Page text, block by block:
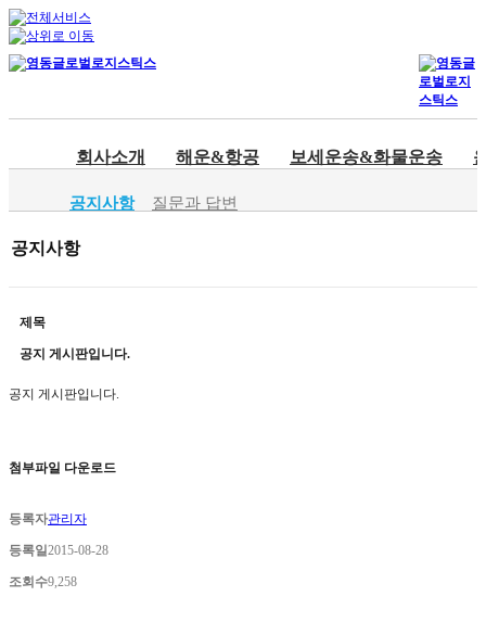
회사소개 해운&항공 보세운송&화물운송
공지사항 질문과 답변
공지사항
제목
공지 게시판입니다.
공지 게시판입니다.
첨부파일 다운로드
등록자관리자
등록일2015-08-28
조회수9,258